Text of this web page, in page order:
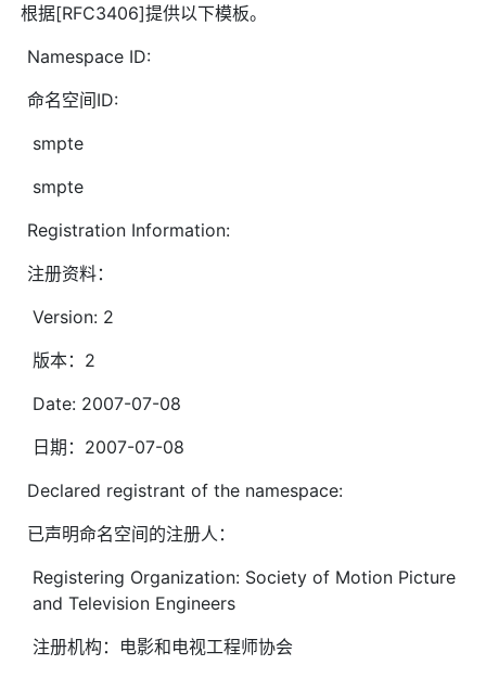
根据[RFC3406]提供以下模板。
Namespace ID:
命名空间ID:
smpte
smpte
Registration Information:
注册资料：
Version: 2
版本：2
Date: 2007-07-08
日期：2007-07-08
Declared registrant of the namespace:
已声明命名空间的注册人：
Registering Organization: Society of Motion Picture
and Television Engineers
注册机构：电影和电视工程师协会